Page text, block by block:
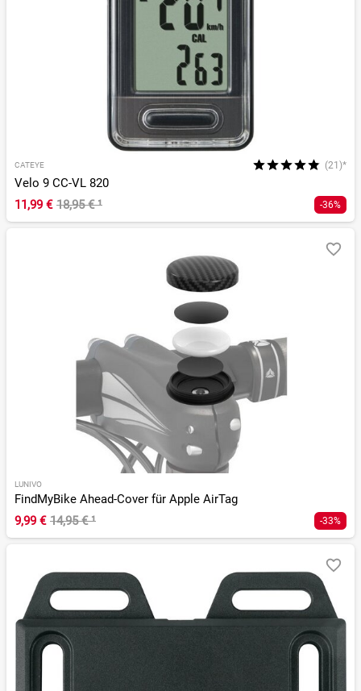
CATEYE (21)*
Velo 9 CC-VL 820
11,99 € 18,95 €¹ -36%
LUNIVO
FindMyBike Ahead-Cover für Apple AirTag
9,99 € 14,95 €¹ -33%